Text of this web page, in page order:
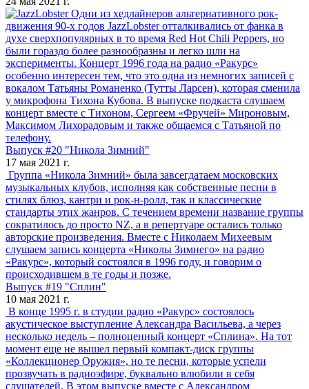
Одни из хедлайнеров альтернативного рок-
движения 90-х годов JazzLobster отталкивались от фанка в
духе сверхпопулярных в то время Red Hot Chili Peppers, но
были гораздо более разнообразны и легко шли на
эксперименты. Концерт 1996 года на радио «Ракурс»
особенно интересен тем, что это одна из немногих записей с
вокалом Татьяны Романенко (Тутты Ларсен), которая сменила
у микрофона Тихона Кубова. В выпуске подкаста слушаем
концерт вместе с Тихоном, Сергеем «Фручей» Мироновым,
Максимом Лихорадовым и также общаемся с Татьяной по
телефону.
Выпуск #20 "Никола Зимний"
17 мая 2021 г.
Группа «Никола Зимний» была завсегдатаем московских
музыкальных клубов, исполняя как собственные песни в
стилях блюз, кантри и рок-н-ролл, так и классические
стандарты этих жанров. С течением времени название группы
сократилось до просто NZ, а в репертуаре остались только
авторские произведения. Вместе с Николаем Михеевым
слушаем запись концерта «Николы Зимнего» на радио
«Ракурс», который состоялся в 1996 году, и говорим о
происходившем в те годы и позже.
Выпуск #19 "Сплин"
10 мая 2021 г.
В конце 1995 г. в студии радио «Ракурс» состоялось
акустическое выступление Александра Васильева, а через
несколько недель – полноценный концерт «Сплина». На тот
момент еще не вышел первый компакт-диск группы
«Коллекционер Оружия», но те песни, которые успели
прозвучать в радиоэфире, буквально влюбили в себя
слушателей. В этом выпуске вместе с Александром